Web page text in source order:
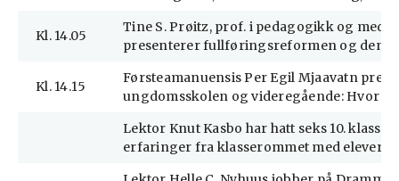
Kl. 14.05
Tine S. Prøitz, prof. i pedagogikk og
presenterer fullføringsreformen og dens
Kl. 14.15
Førsteamanuensis Per Egil Mjaavatn
ungdomsskolen og videregående: Hvor
Lektor Knut Kasbo har hatt seks 10.
erfaringer fra klasserommet med elever